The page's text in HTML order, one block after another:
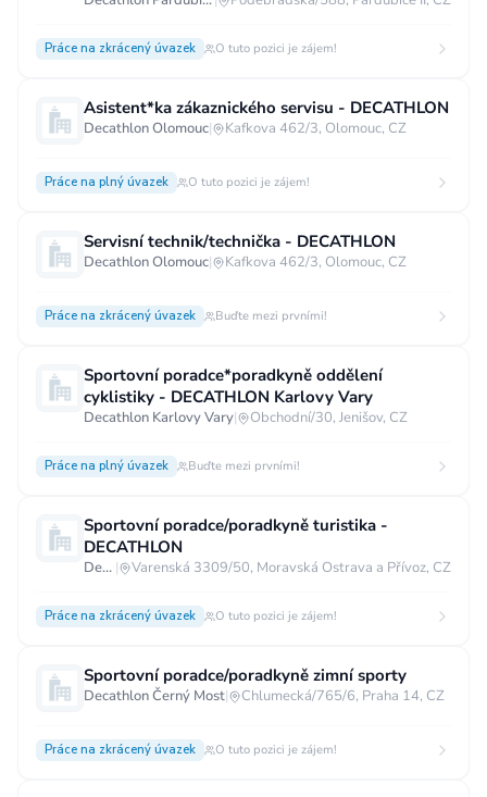
Práce na zkrácený úvazek O tuto pozici je zájem!
Asistent*ka zákaznického servisu - DECATHLON
Decathlon Olomouc| Kafkova 462/3, Olomouc, CZ
Práce na plný úvazek O tuto pozici je zájem!
Servisní technik/technička - DECATHLON
Decathlon Olomouc| Kafkova 462/3, Olomouc, CZ
Práce na zkrácený úvazek Buďte mezi prvními!
Sportovní poradce*poradkyně oddělení
cyklistiky - DECATHLON Karlovy Vary
Decathlon Karlovy Vary| Obchodní/30, Jenišov, CZ
Práce na plný úvazek Buďte mezi prvními!
Sportovní poradce/poradkyně turistika -
DECATHLON
Decathlon Ostrava - centrum | Varenská 3309/50, Moravská Ostrava a Přívoz, CZ
Práce na zkrácený úvazek O tuto pozici je zájem!
Sportovní poradce/poradkyně zimní sporty
Decathlon Černý Most| Chlumecká/765/6, Praha 14, CZ
Práce na zkrácený úvazek O tuto pozici je zájem!